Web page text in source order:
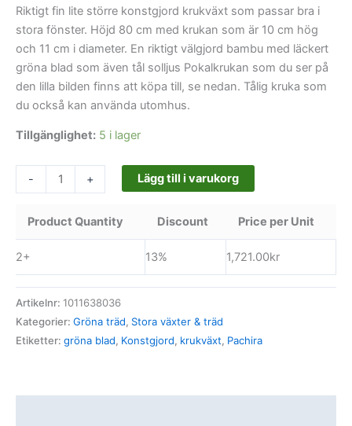
Riktigt fin lite större konstgjord krukväxt som passar bra i
stora fönster. Höjd 80 cm med krukan som är 10 cm hög
och 11 cm i diameter. En riktigt välgjord bambu med läckert
gröna blad som även tål solljus Pokalkrukan som du ser på
den lilla bilden finns att köpa till, se nedan. Tålig kruka som
du också kan använda utomhus.
Tillgänglighet: 5 i lager
- + Lägg till i varukorg
Product Quantity Discount Price per Unit
2+ 13% 1,721.00kr
Artikelnr: 1011638036
Kategorier: Gröna träd, Stora växter & träd
Etiketter: gröna blad, Konstgjord, krukväxt, Pachira